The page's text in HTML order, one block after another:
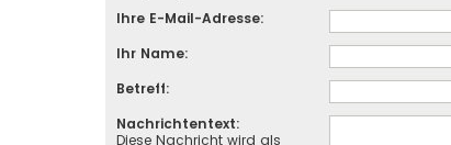
Ihre E-Mail-Adresse:
Ihr Name:
Betreff:
Nachrichtentext:
Diese Nachricht wird als